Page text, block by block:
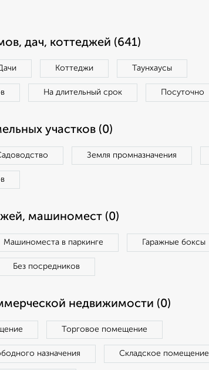
дач, коттеджей (641)
Коттеджи Таунхаусы
На длительный срок Посуточно
участков (0)
Земля промназначения
машиномест (0)
Машиноместа в паркинге Гаражные боксы
Без посредников
недвижимости (0)
Торговое помещение
назначения Складское помещение